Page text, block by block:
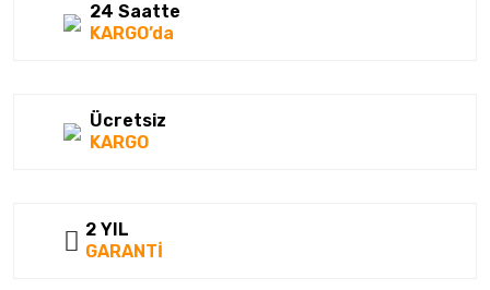
24 Saatte
KARGO’da
Ücretsiz
KARGO
2 YIL
GARANTİ